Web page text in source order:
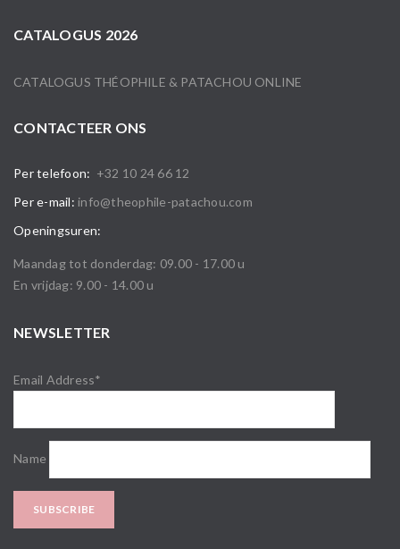
CATALOGUS 2026
CATALOGUS THÉOPHILE & PATACHOU ONLINE
CONTACTEER ONS
Per telefoon: +32 10 24 66 12
Per e-mail: info@theophile-patachou.com
Openingsuren:
Maandag tot donderdag: 09.00 - 17.00 u
En vrijdag: 9.00 - 14.00 u
NEWSLETTER
Email Address*
Name